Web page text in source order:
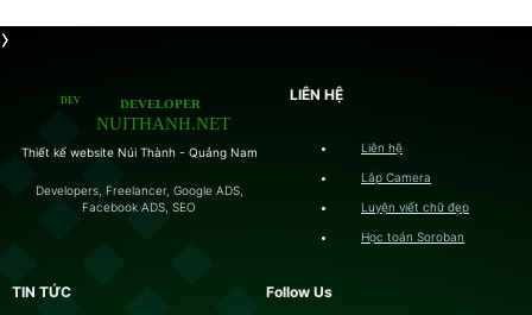
Thiết kế website Núi Thành - Quảng Nam
Developers, Freelancer, Google ADS,
Facebook ADS, SEO
LIÊN HỆ
Liên hệ
Lắp Camera
Luyện viết chữ đẹp
Học toán Soroban
TIN TỨC Follow Us